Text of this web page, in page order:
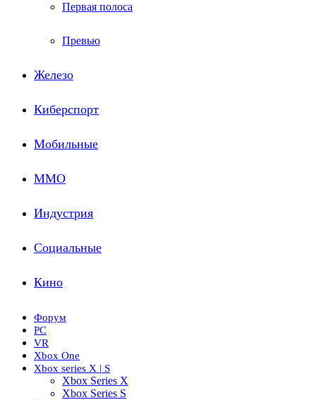
Первая полоса
Превью
Железо
Киберспорт
Мобильные
ММО
Индустрия
Социальные
Кино
Форум
PC
VR
Xbox One
Xbox series X | S
Xbox Series X
Xbox Series S